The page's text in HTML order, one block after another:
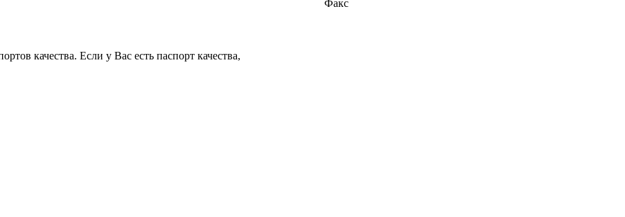
Факс
качества. Если у Вас есть паспорт качества,